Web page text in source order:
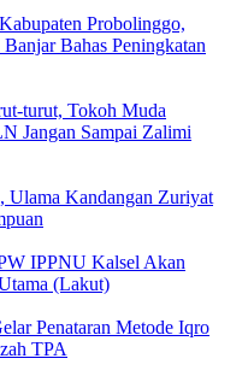
Probolinggo,
Bahas Peningkatan
turut, Tokoh Muda
Jangan Sampai Zalimi
Kandangan Zuriyat
IPPNU Kalsel Akan
(Lakut)
Penataran Metode Iqro
TPA